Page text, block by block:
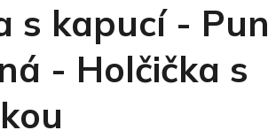
s kapucí -
- Holčička s